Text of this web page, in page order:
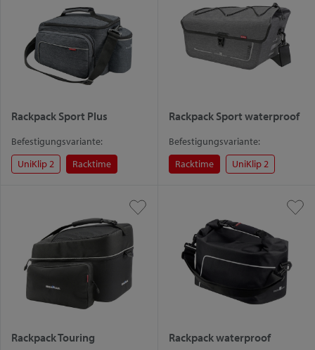
Rackpack Sport Plus
Befestigungsvariante:
UniKlip 2
Racktime
Rackpack Sport waterproof
Befestigungsvariante:
Racktime
UniKlip 2
Rackpack Touring Rackpack waterproof